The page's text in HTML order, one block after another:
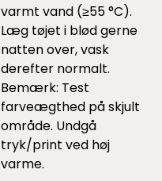
varmt vand (≥55 °C).
Læg tøjet i blød gerne
natten over, vask
derefter normalt.
Bemærk: Test
farveægthed på skjult
område. Undgå
tryk/print ved høj
varme.